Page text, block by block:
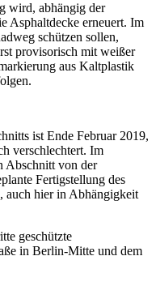
wird, abhängig der
Asphaltdecke erneuert. Im
schützen sollen,
provisorisch mit weißer
aus Kaltplastik
ist Ende Februar 2019,
verschlechtert. Im
Abschnitt von der
Fertigstellung des
auch hier in Abhängigkeit
geschützte
in Berlin-Mitte und dem